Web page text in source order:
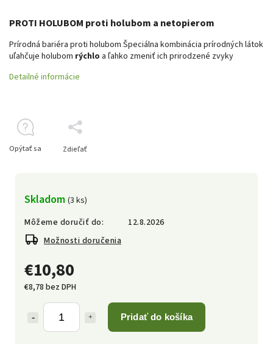
€10,80
€8,78 bez DPH
Pridať do košíka
Skladom (3 ks)
Môžeme doručiť do:
12.8.2026
Možnosti doručenia
PROTI HOLUBOM proti holubom a netopierom
Prírodná bariéra proti holubom Špeciálna kombinácia prírodných látok
uľahčuje holubom rýchlo a ľahko zmeniť ich prirodzené zvyky
Detailné informácie
Opýtať sa Zdieľať